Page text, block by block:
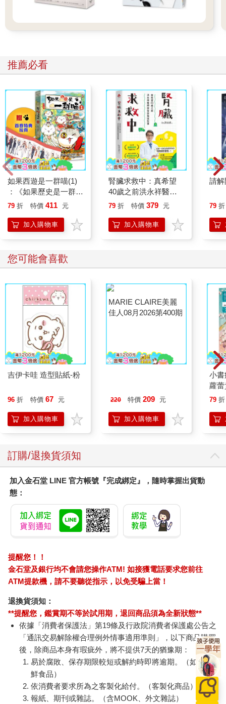
推薦必看
如果西遊是一群喵(1)
：《如果歷史是一群
喵》作者最新力作，附
79 折 特價 411 元
加入購物車
腎臟求救中：真希望
40歲之前洪永祥醫師
就告訴我這些事
79 折 特價 379 元
加入購物車
請解
79 折
您可能會喜歡
吉伊卡哇 造型貼紙-粉
96 折 特價 67 元
加入購物車
220 特價 209 元
加入購物車
小
蘿
79 折
訂購/退換貨須知
加入金石堂 LINE 官方帳號『完成綁定』，隨時掌握出貨動
態：
提醒您！！
金石堂及銀行均不會請您操作ATM! 如接獲電話要求您前往
ATM提款機，請不要聽從指示，以免受騙上當！
退換貨須知：
**提醒您，鑑賞期不等於試用期，退回商品須為全新狀態**
依據「消費者保護法」第19條及行政院消費者保護處公告之
「通訊交易解除權合理例外情事適用準則」，以下商品購買
後，除商品本身有瑕疵外，將不提供7天的猶豫期：
易於腐敗、保存期限較短或解約時即將逾期。（如：生
鮮食品）
依消費者要求所為之客製化給付。（客製化商品）
報紙、期刊或雜誌。（含MOOK、外文雜誌）